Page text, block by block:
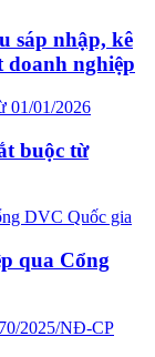
sáp nhập, kê
nghiệp
buộc từ
qua Cổng